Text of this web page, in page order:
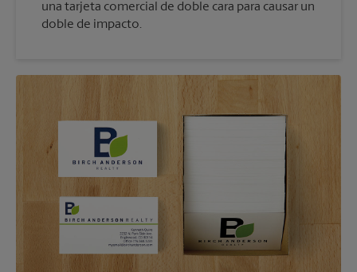
una tarjeta comercial de doble cara para causar un
doble de impacto.